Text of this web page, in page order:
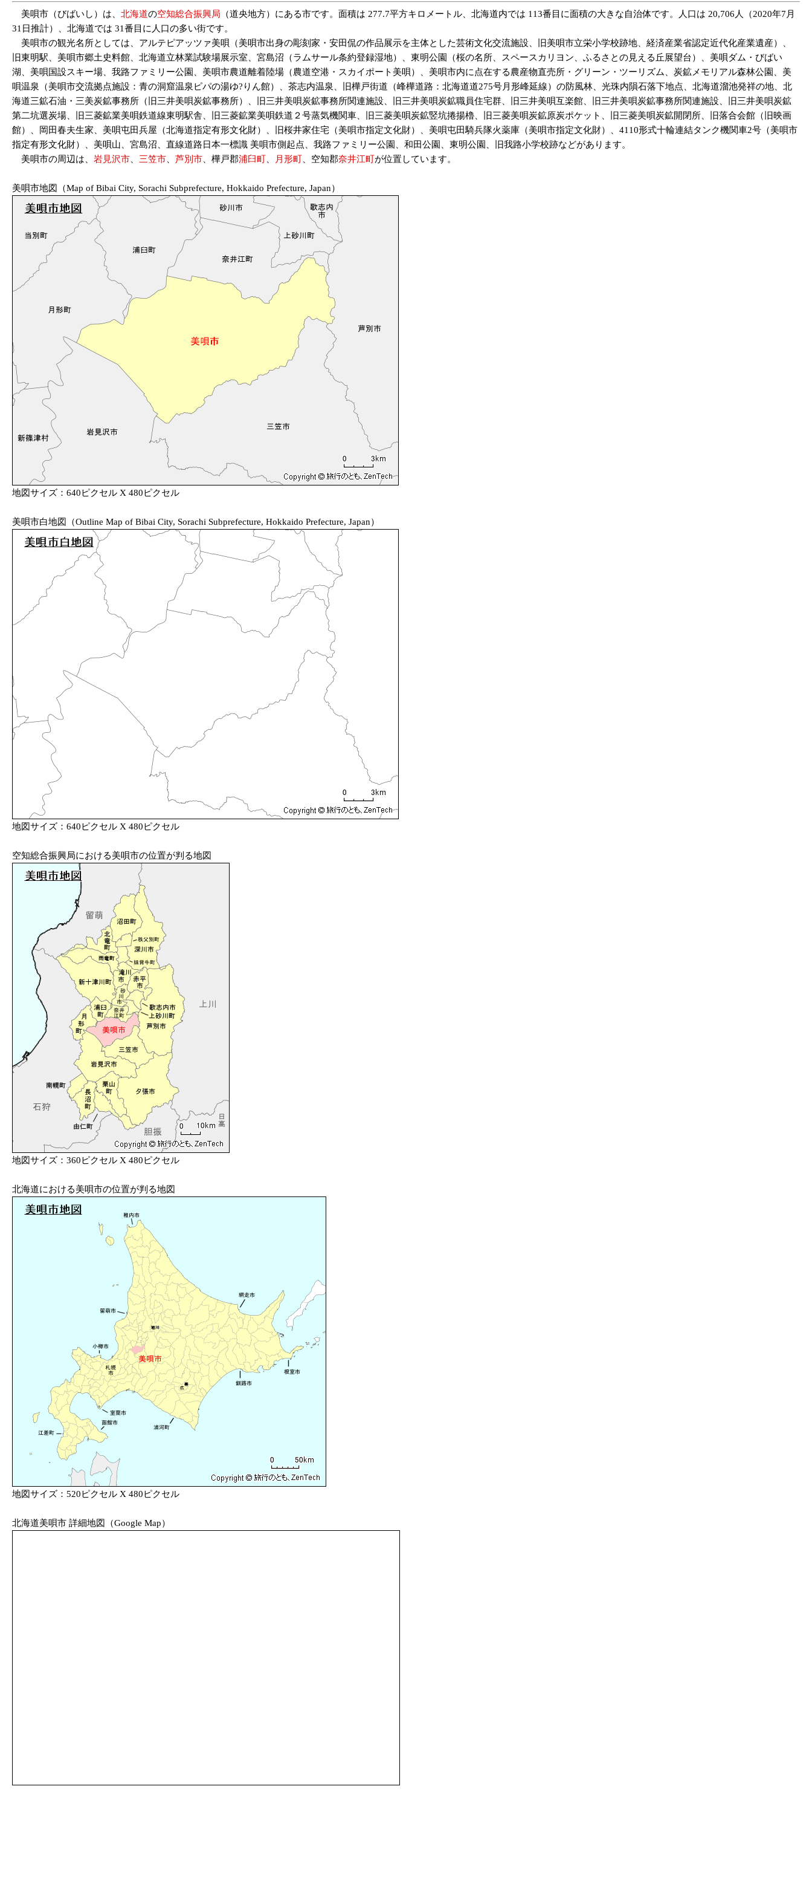
美唄市（びばいし）は、 北海道の空知総合振興局 （道央地方）にある市です。面積は 277.7平方キロメートル、北海道内では 113番目に面積の大きな自治体です。人口は 20,706人（2020年7月
31日推計）、北海道では 31番目に人口の多い街です。
美唄市の観光名所としては、アルテピアッツァ美唄（美唄市出身の彫刻家・安田侃の作品展示を主体とした芸術文化交流施設、旧美唄市立栄小学校跡地、経済産業省認定近代化産業遺産）、
旧東明駅、美唄市郷土史料館、北海道立林業試験場展示室、宮島沼（ラムサール条約登録湿地）、東明公園（桜の名所、スペースカリヨン、ふるさとの見える丘展望台）、美唄ダム・びばい
湖、美唄国設スキー場、我路ファミリー公園、美唄市農道離着陸場（農道空港・スカイポート美唄）、美唄市内に点在する農産物直売所・グリーン・ツーリズム、炭鉱メモリアル森林公園、美
唄温泉（美唄市交流拠点施設：青の洞窟温泉ピパの湯ゆ?りん館）、茶志内温泉、旧樺戸街道（峰樺道路：北海道道275号月形峰延線）の防風林、光珠内隕石落下地点、北海道溜池発祥の地、北
海道三鉱石油・三美炭鉱事務所（旧三井美唄炭鉱事務所）、旧三井美唄炭鉱事務所関連施設、旧三井美唄炭鉱職員住宅群、旧三井美唄互楽館、旧三井美唄炭鉱事務所関連施設、旧三井美唄炭鉱
第二坑選炭場、旧三菱鉱業美唄鉄道線東明駅舎、旧三菱鉱業美唄鉄道２号蒸気機関車、旧三菱美唄炭鉱竪坑捲揚櫓、旧三菱美唄炭鉱原炭ポケット、旧三菱美唄炭鉱開閉所、旧落合会館（旧映画
館）、岡田春夫生家、美唄屯田兵屋（北海道指定有形文化財）、旧桜井家住宅（美唄市指定文化財）、美唄屯田騎兵隊火薬庫（美唄市指定文化財）、4110形式十輪連結タンク機関車2号（美唄市
指定有形文化財）、美唄山、宮島沼、直線道路日本一標識 美唄市側起点、我路ファミリー公園、和田公園、東明公園、旧我路小学校跡などがあります。
美唄市の周辺は、 岩見沢市 三笠市 芦別市 、樺戸郡浦臼町 月形町 、空知郡奈井江町が位置しています。
美唄市地図（Map of Bibai City, Sorachi Subprefecture, Hokkaido Prefecture, Japan）
地図サイズ：640ピクセル X 480ピクセル
美唄市白地図（Outline Map of Bibai City, Sorachi Subprefecture, Hokkaido Prefecture, Japan）
地図サイズ：640ピクセル X 480ピクセル
空知総合振興局における美唄市の位置が判る地図
地図サイズ：360ピクセル X 480ピクセル
北海道における美唄市の位置が判る地図
地図サイズ：520ピクセル X 480ピクセル
北海道美唄市 詳細地図（Google Map）